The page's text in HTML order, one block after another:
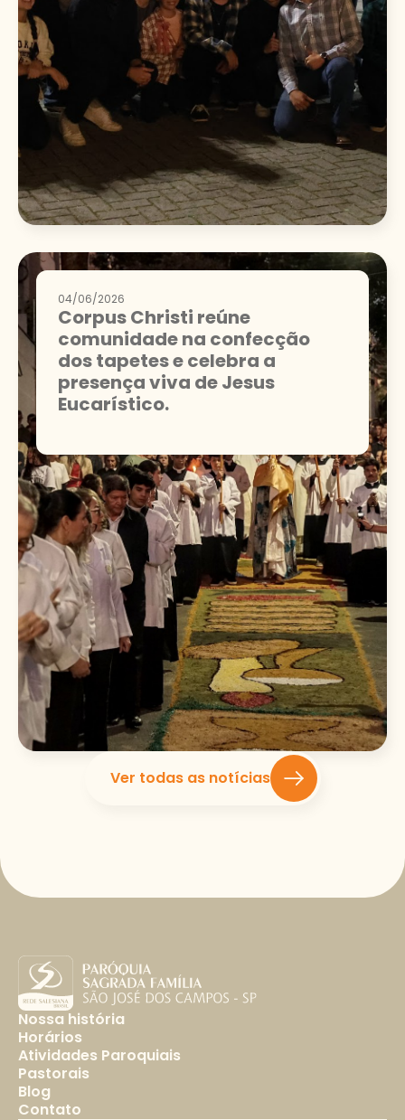
04/06/2026
Corpus Christi reúne
comunidade na confecção
dos tapetes e celebra a
presença viva de Jesus
Eucarístico.
Ver todas as notícias
Nossa história
Horários
Atividades Paroquiais
Pastorais
Blog
Contato